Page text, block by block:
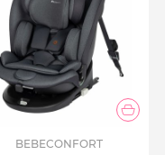
BEBECONFORT